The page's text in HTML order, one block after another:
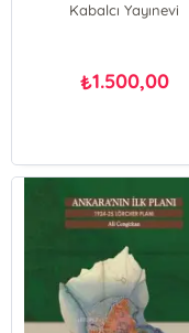
Kabalcı Yayınevi
₺1.500,00